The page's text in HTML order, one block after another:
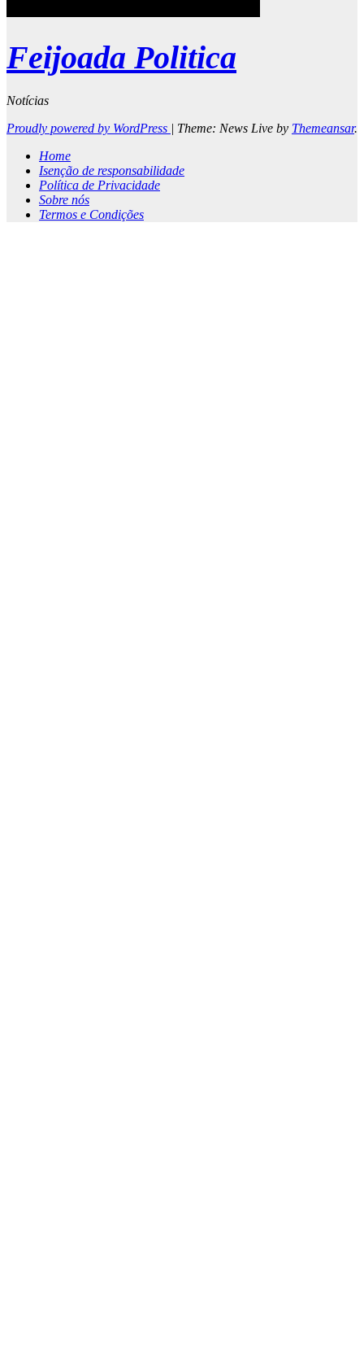
Feijoada Politica
Notícias
Proudly powered by WordPress | Theme: News Live by Themeansar.
Home
Isenção de responsabilidade
Política de Privacidade
Sobre nós
Termos e Condições